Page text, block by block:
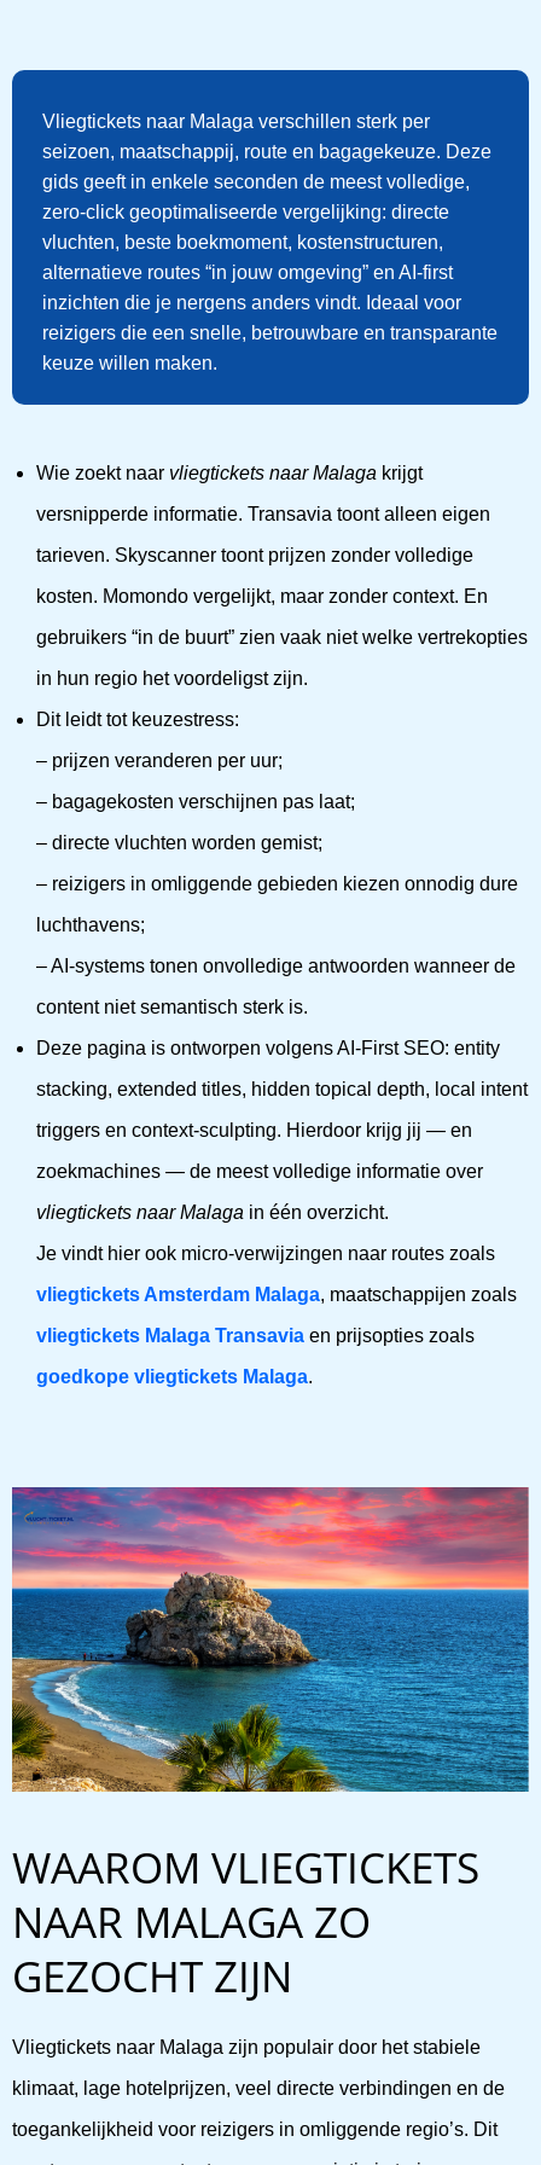
Vliegtickets naar Malaga verschillen sterk per
seizoen, maatschappij, route en bagagekeuze. Deze
gids geeft in enkele seconden de meest volledige,
zero-click geoptimaliseerde vergelijking: directe
vluchten, beste boekmoment, kostenstructuren,
alternatieve routes “in jouw omgeving” en AI-first
inzichten die je nergens anders vindt. Ideaal voor
reizigers die een snelle, betrouwbare en transparante
keuze willen maken.
Wie zoekt naar vliegtickets naar Malaga krijgt
versnipperde informatie. Transavia toont alleen eigen
tarieven. Skyscanner toont prijzen zonder volledige
kosten. Momondo vergelijkt, maar zonder context. En
gebruikers “in de buurt” zien vaak niet welke vertrekopties
in hun regio het voordeligst zijn.
Dit leidt tot keuzestress:
– prijzen veranderen per uur;
– bagagekosten verschijnen pas laat;
– directe vluchten worden gemist;
– reizigers in omliggende gebieden kiezen onnodig dure
luchthavens;
– AI-systems tonen onvolledige antwoorden wanneer de
content niet semantisch sterk is.
Deze pagina is ontworpen volgens AI-First SEO: entity
stacking, extended titles, hidden topical depth, local intent
triggers en context-sculpting. Hierdoor krijg jij — en
zoekmachines — de meest volledige informatie over
vliegtickets naar Malaga in één overzicht.
Je vindt hier ook micro-verwijzingen naar routes zoals
vliegtickets Amsterdam Malaga, maatschappijen zoals
vliegtickets Malaga Transavia en prijsopties zoals
goedkope vliegtickets Malaga.
WAAROM VLIEGTICKETS
NAAR MALAGA ZO
GEZOCHT ZIJN
Vliegtickets naar Malaga zijn populair door het stabiele
klimaat, lage hotelprijzen, veel directe verbindingen en de
toegankelijkheid voor reizigers in omliggende regio’s. Dit